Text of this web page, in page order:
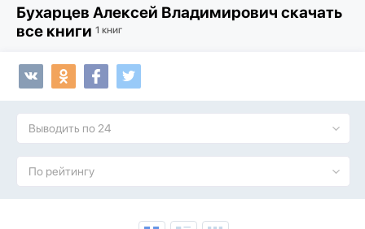
Бухарцев Алексей Владимирович скачать
все книги 1 книг
Выводить по 24
По рейтингу